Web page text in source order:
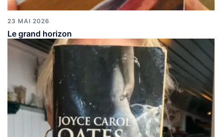
23 MAI 2026
Le grand horizon